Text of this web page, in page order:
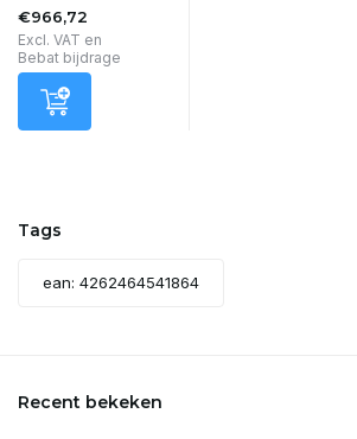
€966,72
Excl. VAT en
Bebat bijdrage
Tags
ean: 4262464541864
Recent bekeken